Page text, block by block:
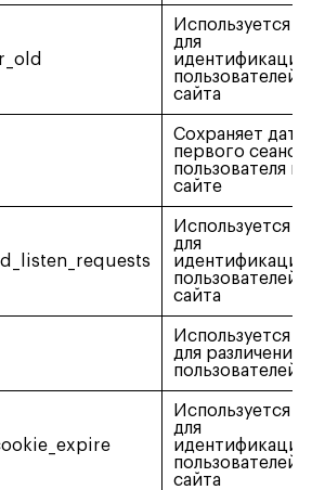
Используется
для
идентификации
пользователей
сайта
Сохраняет дату
первого сеанса
пользователя на
сайте
Используется
для
идентификации
пользователей
сайта
Используется
для различения
пользователей
Используется
для
идентификации
пользователей
сайта